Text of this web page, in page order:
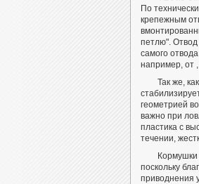
По
крепежным
петлю". Отвод
самого
например, от
Так же,
геометрией
важно при
пластика с
течении,
Кормушки
поскольку
приводнения